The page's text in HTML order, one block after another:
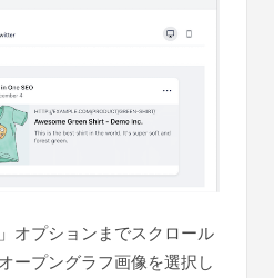
オプションまでスクロール
ープングラフ画像を選択し